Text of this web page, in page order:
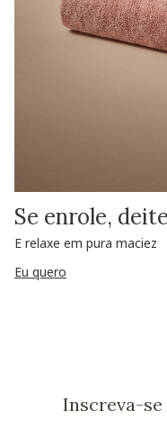
Se enrole,
E relaxe em pura maciez
Eu quero
Inscreva-se